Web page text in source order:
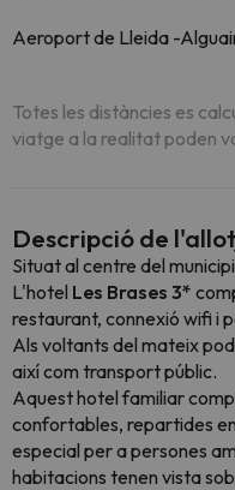
Aeroport de Lleida -
Totes les distàncies es
viatge a la realitat poden
Descripció de
Situat al centre del
L'hotel Les Brases 3*
restaurant, connexió wifi i
Als voltants del mateix
així com transport públic.
Aquest hotel familiar
confortables, repartides
especial per a persones
habitacions tenen vista